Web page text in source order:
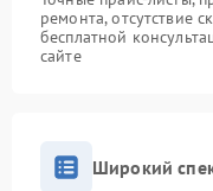
ремонта, отсутствие
бесплатной
сайте
Широкий